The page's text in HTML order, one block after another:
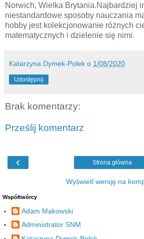
Norwich, Wielka Brytania.Najbardziej
niestandardowe sposoby nauczania
hobby jest kolekcjonowanie różnych
matematycznych i dzielenie się nimi.
Katarzyna Dymek-Polek o 1/08/2020
Udostępnij
Brak komentarzy:
Prześlij komentarz
‹ Strona główna
Wyświetl wersję na
Współtwórcy
Adam Makowski
Administrator SNM